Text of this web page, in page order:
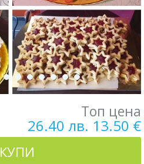
Топ цена
26.40 лв. 13.50 €
КУПИ